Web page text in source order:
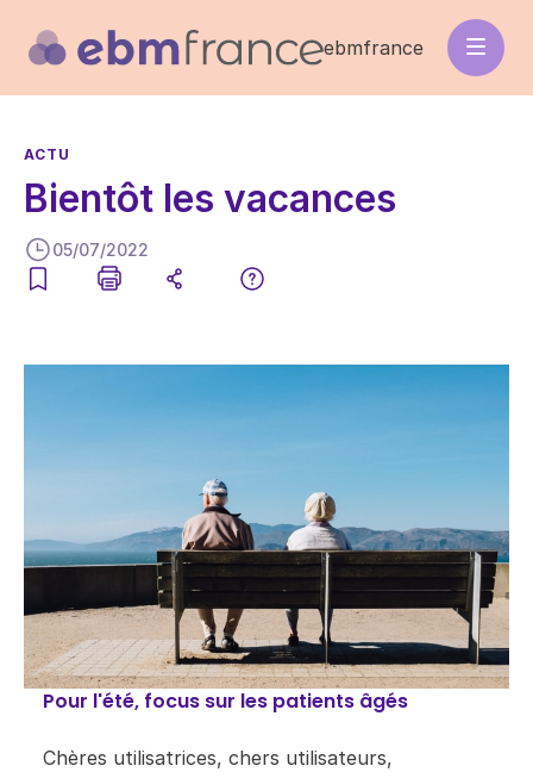
contenu
principal
ebmfrance
ACTU
Bientôt les vacances
05/07/2022
Pour l'été, focus sur les patients âgés
​Chères utilisatrices, chers utilisateurs,